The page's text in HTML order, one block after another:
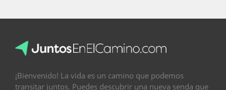
¡Bienvenido! La vida es un camino que podemos
transitar juntos. Puedes descubrir una nueva senda que